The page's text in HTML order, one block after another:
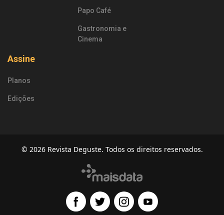
Papo Café
Gastronomia e
Cinema
Assine
Planos
Edições
© 2026 Revista Deguste. Todos os direitos reservados.
FacebookTwitterInstagramYoutube